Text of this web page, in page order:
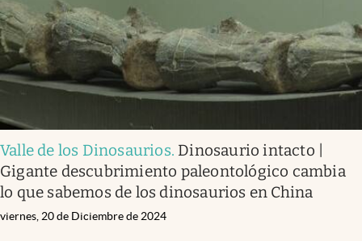
Valle de los Dinosaurios. Dinosaurio intacto |
Gigante descubrimiento paleontológico cambia
lo que sabemos de los dinosaurios en China
viernes, 20 de Diciembre de 2024